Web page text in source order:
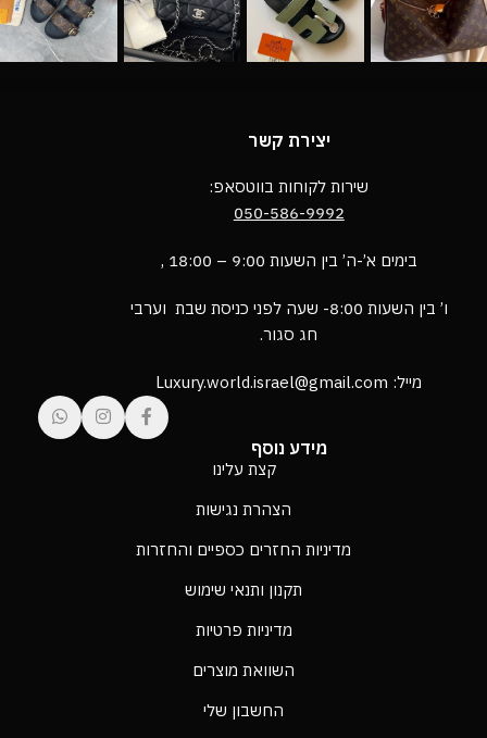
יצירת קשר
שירות לקוחות בווטסאפ:
050-586-9992
בימים א’-ה’ בין השעות 9:00 – 18:00 ,
ו’ בין השעות 8:00- שעה לפני כניסת שבת וערבי
חג סגור.
מייל: Luxury.world.israel@gmail.com
מידע נוסף
קצת עלינו
הצהרת נגישות
מדיניות החזרים כספיים והחזרות
תקנון ותנאי שימוש
מדיניות פרטיות
השוואת מוצרים
החשבון שלי